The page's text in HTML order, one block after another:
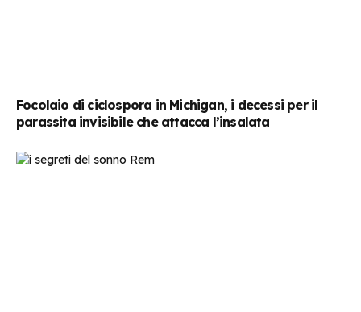
Focolaio di ciclospora in Michigan, i decessi per il
parassita invisibile che attacca l’insalata